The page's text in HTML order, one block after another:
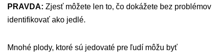
PRAVDA: Zjesť môžete len to, čo dokážete bez problémov
identifikovať ako jedlé.
Mnohé plody, ktoré sú jedovaté pre ľudí môžu byť